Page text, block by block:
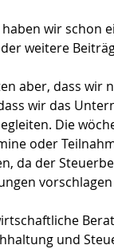
wir schon
weitere
aber, dass wir
wir das
Die
oder
da der
und